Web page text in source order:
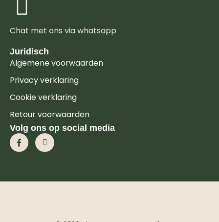
Chat met ons via whatsapp
Juridisch
Algemene voorwaarden
Privacy verklaring
Cookie verklaring
Retour voorwaarden
Volg ons op social media